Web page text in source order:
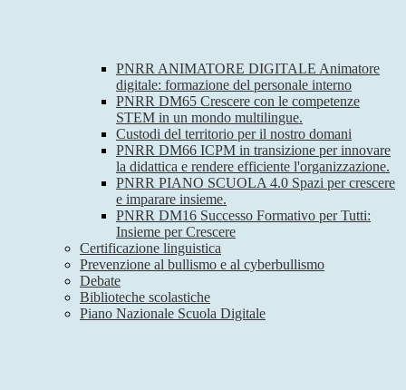
PNRR ANIMATORE DIGITALE Animatore
digitale: formazione del personale interno
PNRR DM65 Crescere con le competenze
STEM in un mondo multilingue.
Custodi del territorio per il nostro domani
PNRR DM66 ICPM in transizione per innovare
la didattica e rendere efficiente l'organizzazione.
PNRR PIANO SCUOLA 4.0 Spazi per crescere
e imparare insieme.
PNRR DM16 Successo Formativo per Tutti:
Insieme per Crescere
Certificazione linguistica
Prevenzione al bullismo e al cyberbullismo
Debate
Biblioteche scolastiche
Piano Nazionale Scuola Digitale